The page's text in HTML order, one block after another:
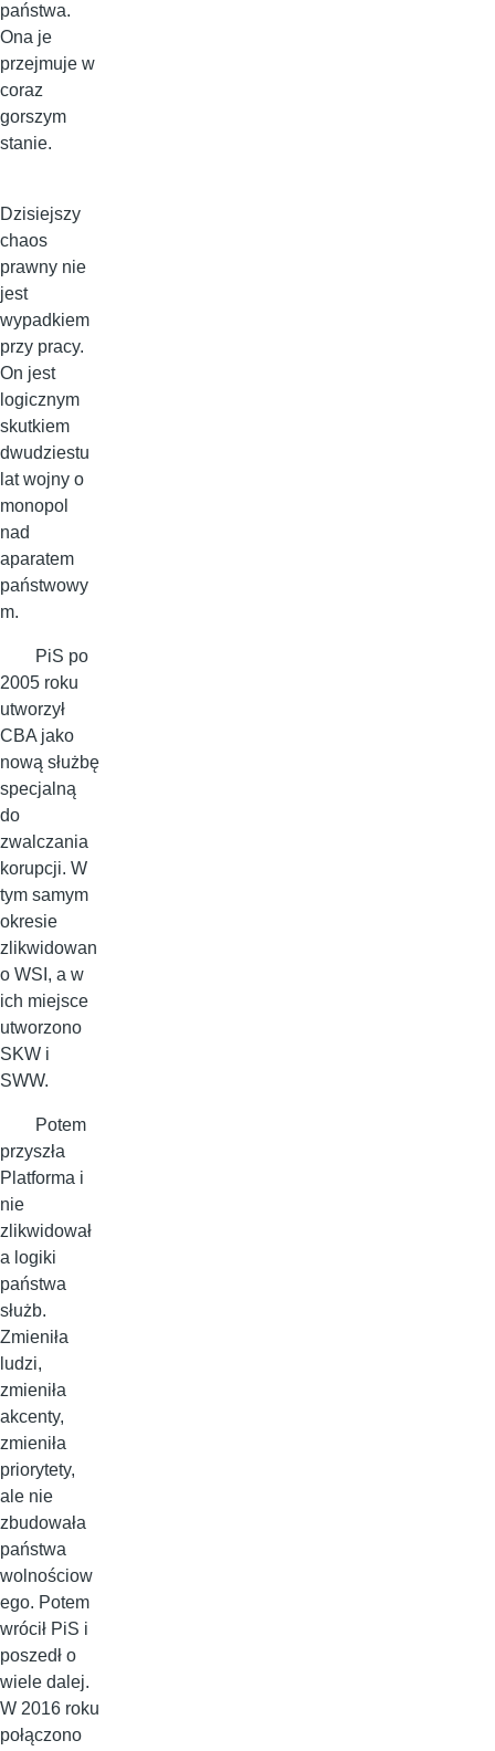
państwa.
Ona je
przejmuje w
coraz
gorszym
stanie.
Dzisiejszy
chaos
prawny nie
jest
wypadkiem
przy pracy.
On jest
logicznym
skutkiem
dwudziestu
lat wojny o
monopol
nad
aparatem
państwowy
m.
PiS po
2005 roku
utworzył
CBA jako
nową służbę
specjalną
do
zwalczania
korupcji. W
tym samym
okresie
zlikwidowan
o WSI, a w
ich miejsce
utworzono
SKW i
SWW.
Potem
przyszła
Platforma i
nie
zlikwidował
a logiki
państwa
służb.
Zmieniła
ludzi,
zmieniła
akcenty,
zmieniła
priorytety,
ale nie
zbudowała
państwa
wolnościow
ego. Potem
wrócił PiS i
poszedł o
wiele dalej.
W 2016 roku
połączono